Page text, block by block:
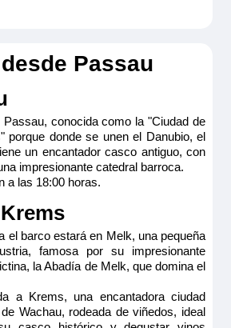
fuerte, aire acondicionado, ducha y
máxima ubicado en puente principal
con dos ventanas altas. Camarotes
equipados con TV de pantalla
productos de belleza de RITUALS®,
fuerte, aire acondicionado, ducha y
máxima
Passau
Passau, conocida como la "Ciudad de
porque donde se unen el Danubio, el
un encantador casco antiguo, con
impresionante catedral barroca.
a las 18:00 horas.
el barco estará en Melk, una pequeña
famosa por su impresionante
la Abadía de Melk, que domina el
a Krems, una encantadora ciudad
Wachau, rodeada de viñedos, ideal